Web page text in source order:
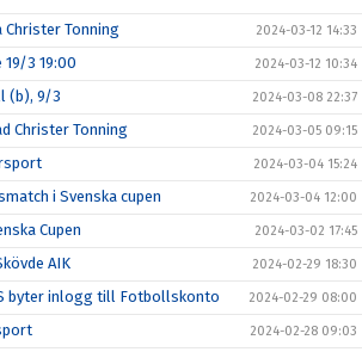
Christer Tonning 2024-03-12 14:33
3 19:00 2024-03-12 10:34
(b), 9/3 2024-03-08 22:37
Christer Tonning 2024-03-05 09:15
2024-03-04 15:24
i Svenska cupen 2024-03-04 12:00
Cupen 2024-03-02 17:45
AIK 2024-02-29 18:30
byter inlogg till Fotbollskonto 2024-02-29 08:00
2024-02-28 09:03